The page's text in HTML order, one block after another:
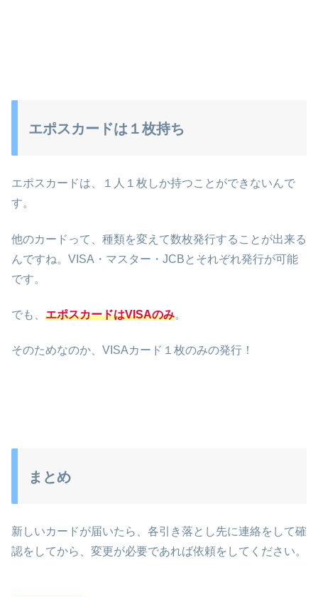
エポスカードは１枚持ち
エポスカードは、１人１枚しか持つことができないんで
す。
他のカードって、種類を変えて数枚発行することが出来る
んですね。VISA・マスター・JCBとそれぞれ発行が可能
です。
でも、 エポスカードはVISAのみ。
そのためなのか、VISAカード１枚のみの発行！
まとめ
新しいカードが届いたら、各引き落とし先に連絡をして確
認をしてから、変更が必要であれば依頼をしてください。